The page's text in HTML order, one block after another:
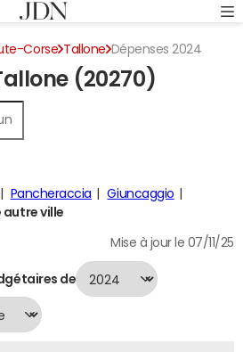
Corse Tallone Dépenses 2024
(20270)
Pancheraccia
Giuncaggio
autre ville
Mise à jour le 07/11/25
de